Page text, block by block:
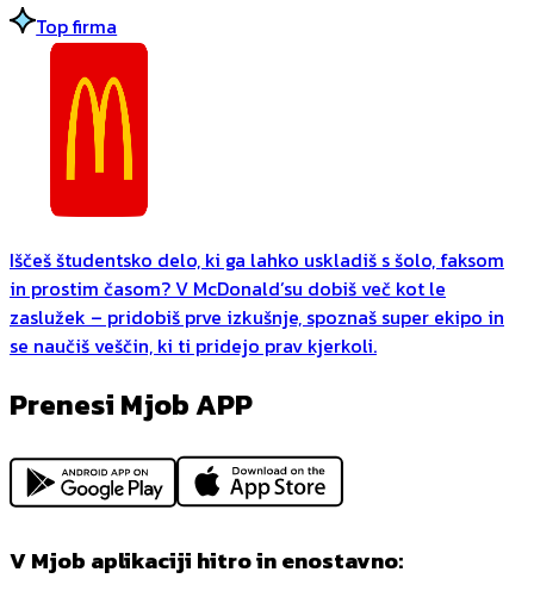
Top firma
Iščeš študentsko delo, ki ga lahko uskladiš s šolo, faksom
in prostim časom? V McDonald’su dobiš več kot le
zaslužek – pridobiš prve izkušnje, spoznaš super ekipo in
se naučiš veščin, ki ti pridejo prav kjerkoli.
Prenesi Mjob APP
V Mjob aplikaciji hitro in enostavno: